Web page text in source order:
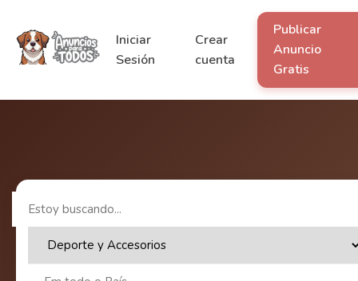
Iniciar
Sesión
Crear
cuenta
Publicar
Anuncio
Gratis